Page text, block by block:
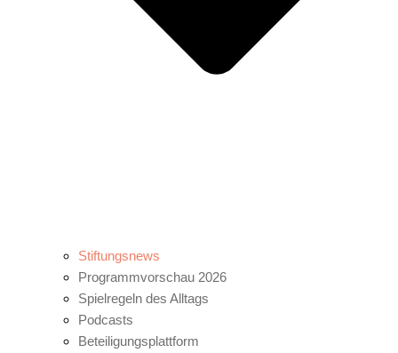
Stiftungsnews
Programmvorschau 2026
Spielregeln des Alltags
Podcasts
Beteiligungsplattform